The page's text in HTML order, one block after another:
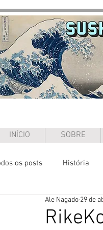
INÍCIO SOBRE
os posts História
Ale Nagado 29 de